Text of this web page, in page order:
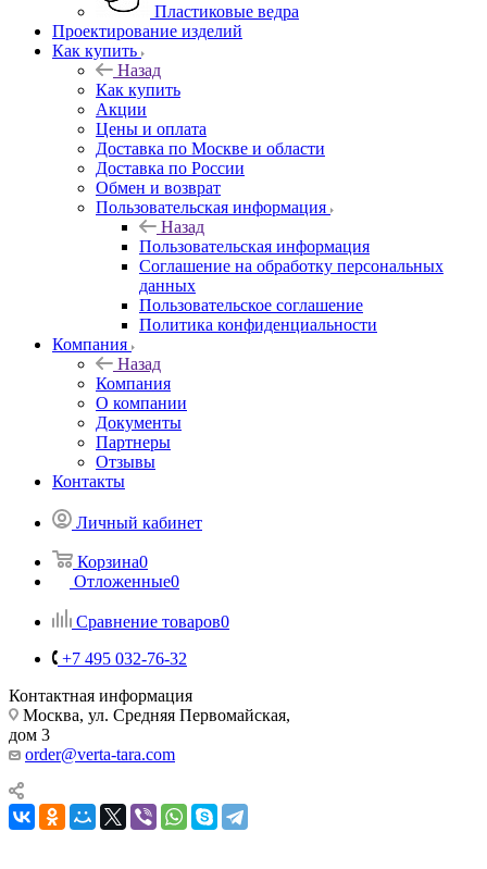
Пластиковые ведра
Проектирование изделий
Как купить
Назад
Как купить
Акции
Цены и оплата
Доставка по Москве и области
Доставка по России
Обмен и возврат
Пользовательская информация
Назад
Пользовательская информация
Соглашение на обработку персональных
данных
Пользовательское соглашение
Политика конфиденциальности
Компания
Назад
Компания
О компании
Документы
Партнеры
Отзывы
Контакты
Личный кабинет
Корзина0
Отложенные0
Сравнение товаров0
+7 495 032-76-32
Контактная информация
Москва, ул. Средняя Первомайская,
дом 3
order@verta-tara.com